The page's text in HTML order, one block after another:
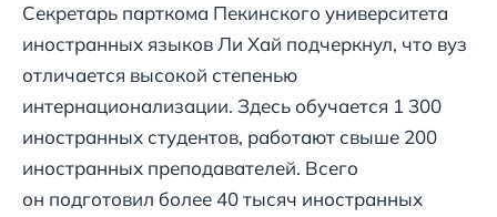
Секретарь парткома Пекинского университета
иностранных языков Ли Хай подчеркнул, что вуз
отличается высокой степенью
интернационализации. Здесь обучается 1 300
иностранных студентов, работают свыше 200
иностранных преподавателей. Всего
он подготовил более 40 тысяч иностранных